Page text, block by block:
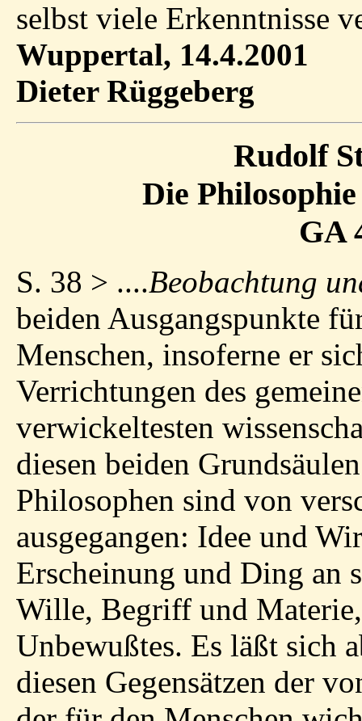
selbst viele Erkenntnisse
Wuppertal, 14.4.2001
Dieter Rüggeberg
Rudolf
Die
GA
S. 38 > ....Beobachtung
beiden Ausgangspunkte
Menschen, insoferne er
Verrichtungen des
verwickeltesten
diesen beiden
Philosophen sind von
ausgegangen: Idee und
Erscheinung und Ding an
Wille, Begriff und
Unbewußtes. Es läßt sich
diesen Gegensätzen der